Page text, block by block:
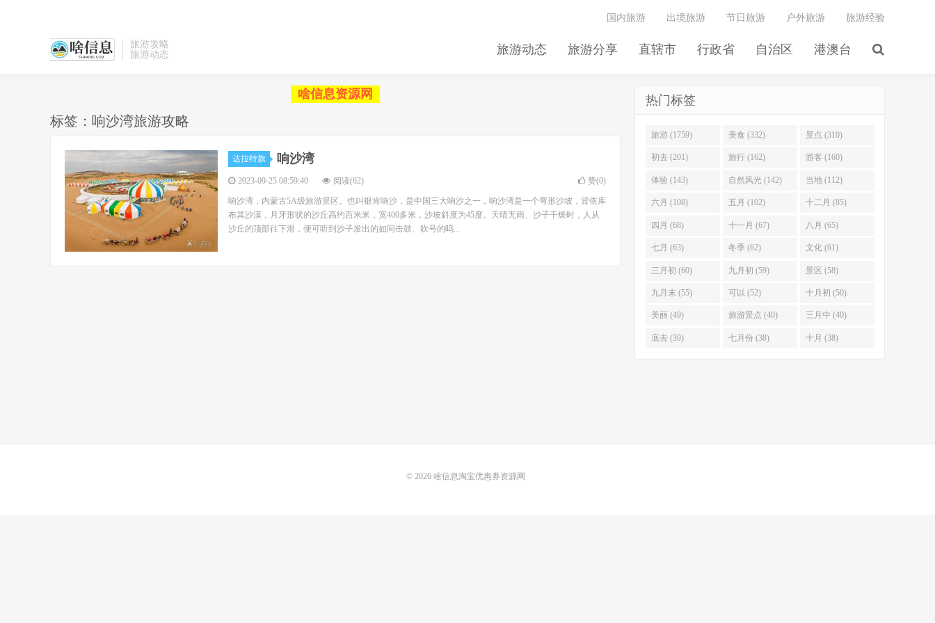
旅游攻略
旅游动态
旅游动态 旅游分享 直辖市 行政省 自治区 港澳台
国内旅游 出境旅游 节日旅游 户外旅游 旅游经验
啥信息资源网
标签：响沙湾旅游攻略
达拉特旗 响沙湾
2023-09-25 08:59:40 阅读(62) 赞(0)
响沙湾，内蒙古5A级旅游景区。也叫银肯响沙，是中国三大响沙之一，响沙湾是一个弯形沙坡，背依库
布其沙漠，月牙形状的沙丘高约百米米，宽400多米，沙坡斜度为45度。天晴无雨、沙子干燥时，人从
沙丘的顶部往下滑，便可听到沙子发出的如同击鼓、吹号的呜...
热门标签
旅游 (1759) 美食 (332) 景点 (310)
初去 (201) 旅行 (162) 游客 (160)
体验 (143) 自然风光 (142) 当地 (112)
六月 (108) 五月 (102) 十二月 (85)
四月 (68) 十一月 (67) 八月 (65)
七月 (63) 冬季 (62) 文化 (61)
三月初 (60) 九月初 (59) 景区 (58)
九月末 (55) 可以 (52) 十月初 (50)
美丽 (49) 旅游景点 (40) 三月中 (40)
底去 (39) 七月份 (38) 十月 (38)
© 2026 啥信息淘宝优惠券资源网